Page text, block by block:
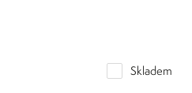
Skladem